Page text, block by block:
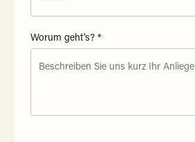
Worum geht's? *